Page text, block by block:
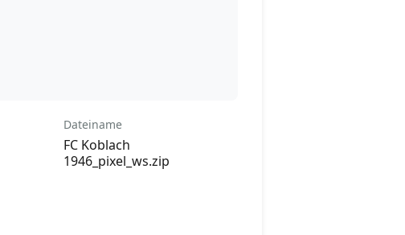
Dateiname
FC Koblach
1946_pixel_ws.zip